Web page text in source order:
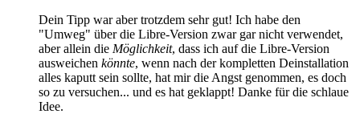
Dein Tipp war aber trotzdem sehr gut! Ich habe den
"Umweg" über die Libre-Version zwar gar nicht verwendet,
aber allein die Möglichkeit, dass ich auf die Libre-Version
ausweichen könnte, wenn nach der kompletten Deinstallation
alles kaputt sein sollte, hat mir die Angst genommen, es doch
so zu versuchen... und es hat geklappt! Danke für die schlaue
Idee.